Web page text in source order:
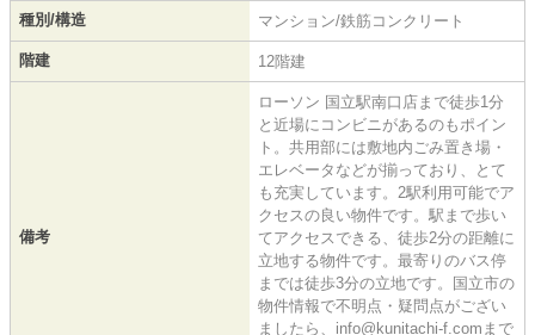
種別/構造 マンション/鉄筋コンクリート
階建 12階建
備考
ローソン 国立駅南口店まで徒歩1分
と近場にコンビニがあるのもポイン
ト。共用部には敷地内ごみ置き場・
エレベータなどが揃っており、とて
も充実しています。2駅利用可能でア
クセスの良い物件です。駅まで歩い
てアクセスできる、徒歩2分の距離に
立地する物件です。最寄りのバス停
までは徒歩3分の立地です。国立市の
物件情報で不明点・疑問点がござい
ましたら、info@kunitachi-f.comまで